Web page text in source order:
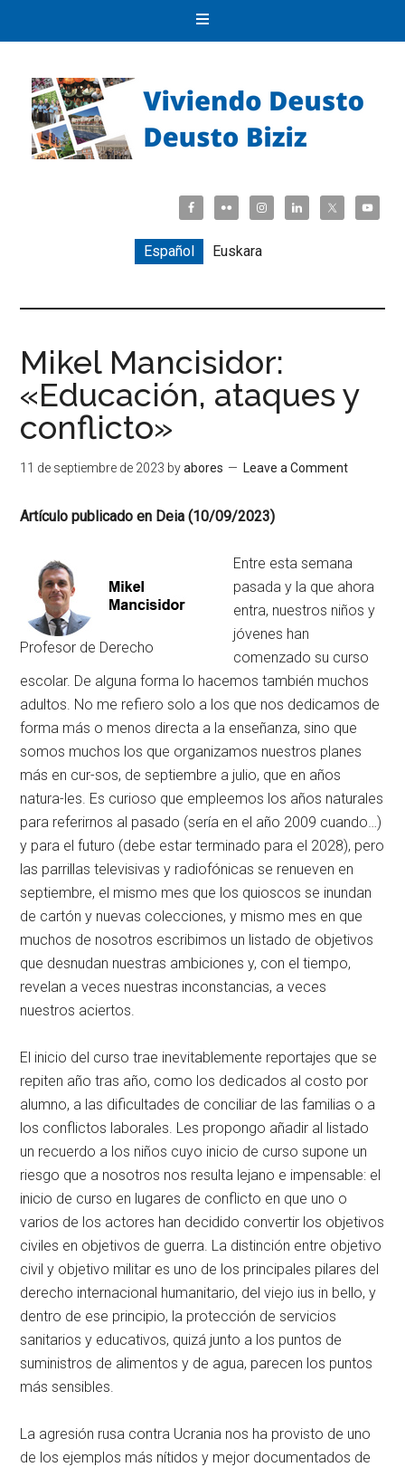
Español Euskara
Mikel Mancisidor:
«Educación, ataques y
conflicto»
11 de septiembre de 2023 byabores Leave a Comment
Artículo publicado en Deia (10/09/2023)
Profesor de Derecho
Entre esta semana
pasada y la que ahora
entra, nuestros niños y
jóvenes han
comenzado su curso
escolar. De alguna forma lo hacemos también muchos
adultos. No me refiero solo a los que nos dedicamos de
forma más o menos directa a la enseñanza, sino que
somos muchos los que organizamos nuestros planes
más en cur-sos, de septiembre a julio, que en años
natura-les. Es curioso que empleemos los años naturales
para referirnos al pasado (sería en el año 2009 cuando…)
y para el futuro (debe estar terminado para el 2028), pero
las parrillas televisivas y radiofónicas se renueven en
septiembre, el mismo mes que los quioscos se inundan
de cartón y nuevas colecciones, y mismo mes en que
muchos de nosotros escribimos un listado de objetivos
que desnudan nuestras ambiciones y, con el tiempo,
revelan a veces nuestras inconstancias, a veces
nuestros aciertos.
El inicio del curso trae inevitablemente reportajes que se
repiten año tras año, como los dedicados al costo por
alumno, a las dificultades de conciliar de las familias o a
los conflictos laborales. Les propongo añadir al listado
un recuerdo a los niños cuyo inicio de curso supone un
riesgo que a nosotros nos resulta lejano e impensable: el
inicio de curso en lugares de conflicto en que uno o
varios de los actores han decidido convertir los objetivos
civiles en objetivos de guerra. La distinción entre objetivo
civil y objetivo militar es uno de los principales pilares del
derecho internacional humanitario, del viejo ius in bello, y
dentro de ese principio, la protección de servicios
sanitarios y educativos, quizá junto a los puntos de
suministros de alimentos y de agua, parecen los puntos
más sensibles.
La agresión rusa contra Ucrania nos ha provisto de uno
de los ejemplos más nítidos y mejor documentados de